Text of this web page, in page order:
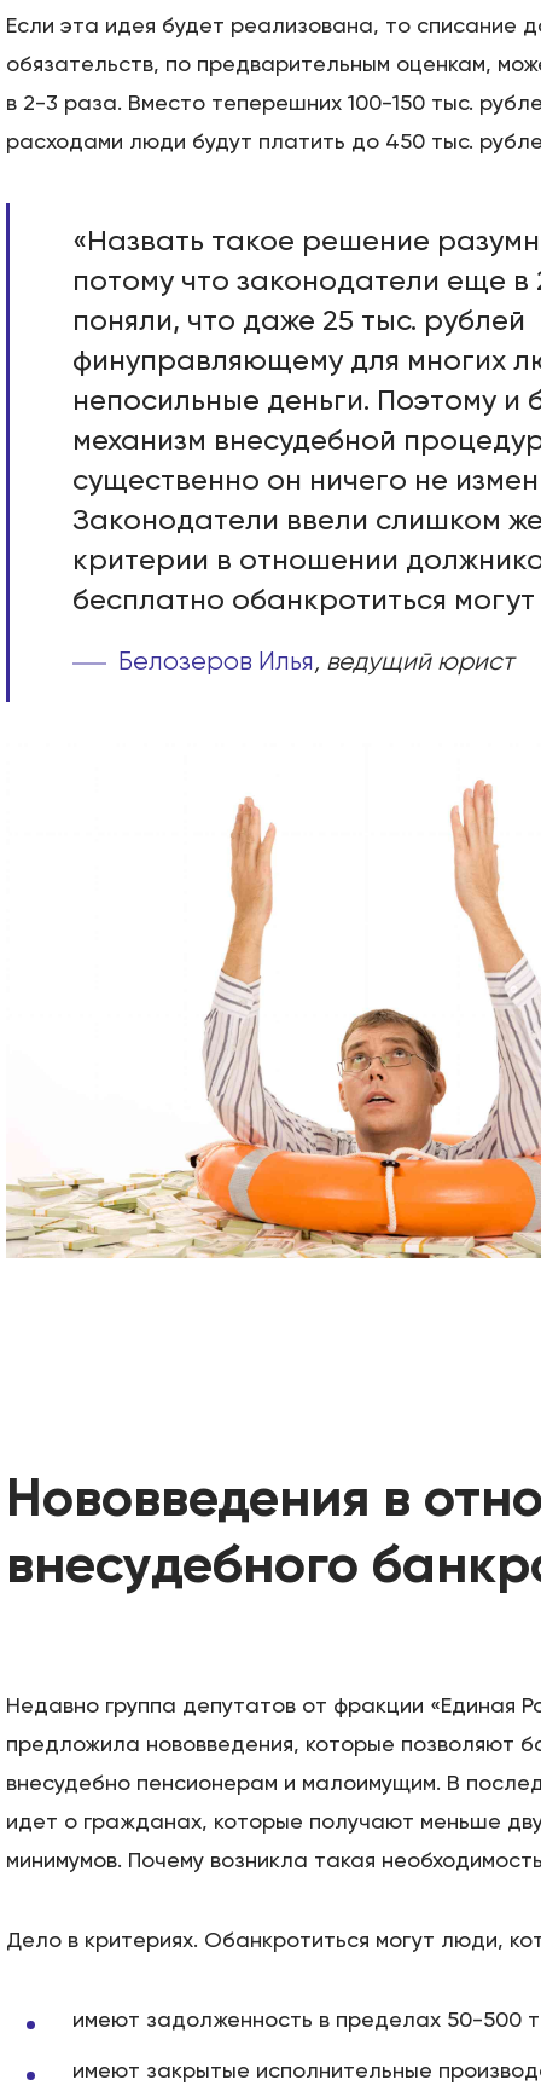
Если эта идея будет реализована, то списание
обязательств, по предварительным оценкам,
в 2-3 раза. Вместо теперешних 100-150 тыс.
расходами люди будут платить до 450 тыс.
«Назвать такое решение
потому что законодатели еще в
поняли, что даже 25 тыс. рублей
финуправляющему для многих
непосильные деньги. Поэтому и
механизм внесудебной
существенно он ничего не
Законодатели ввели слишком
критерии в отношении
бесплатно обанкротиться
Белозеров Илья, ведущий юрист
Нововведения в
внесудебного
Недавно группа депутатов от фракции «Единая
предложила нововведения, которые позволяют
внесудебно пенсионерам и малоимущим. В
идет о гражданах, которые получают меньше
минимумов. Почему возникла такая
Дело в критериях. Обанкротиться могут люди,
имеют задолженность в пределах 50-500
имеют закрытые исполнительные
О компании
Подробно о
Цены
БАНКРОТСТВО